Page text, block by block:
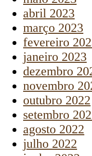
abril 2023
março 2023
fevereiro
janeiro 2023
dezembro
novembro
outubro 2022
setembro
agosto 2022
julho 2022